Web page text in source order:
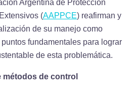
Argentina de Protección
(AAPPCE) reafirman y
de su manejo como
fundamentales para lograr
de esta problemática.
métodos de control